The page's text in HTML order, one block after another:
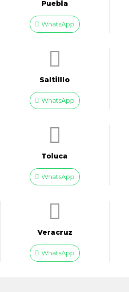
Puebla
WhatsApp
Saltilllo
WhatsApp
Toluca
WhatsApp
Veracruz
WhatsApp